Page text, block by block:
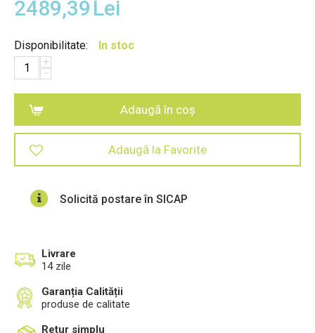
2489,39 Lei
Disponibilitate:
In stoc
+
−
Adaugă în coș
Adaugă la Favorite
Solicită postare în SICAP
Livrare
14 zile
Garanția Calității
produse de calitate
Retur simplu